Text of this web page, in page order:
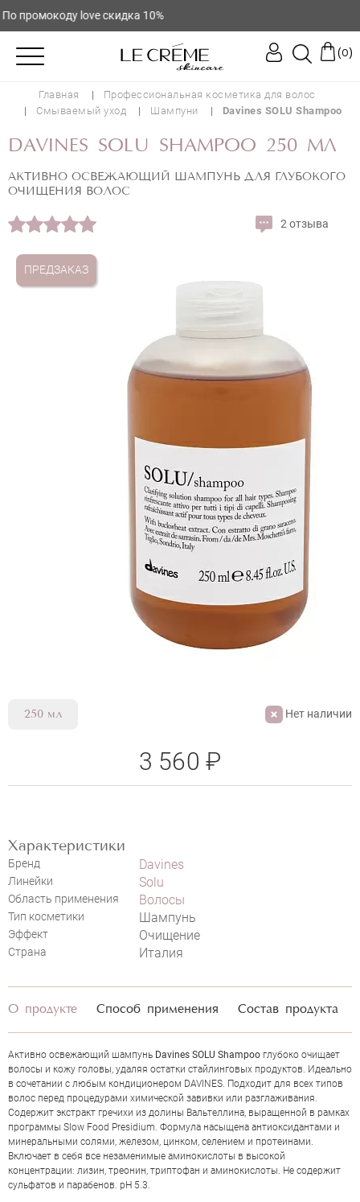
love скидка 10%
(0)
Главная
Профессиональная косметика для волос
Смываемый уход
Шампуни Davines SOLU Shampoo
DAVINES SOLU SHAMPOO 250 МЛ
АКТИВНО ОСВЕЖАЮЩИЙ ШАМПУНЬ ДЛЯ ГЛУБОКОГО
ОЧИЩЕНИЯ ВОЛОС
2 отзыва
ПРЕДЗАКАЗ
DAVINES SOLU SHAMPOO
250 мл Нет наличии
Характеристики
Бренд Davines
Линейки Solu
Область применения Волосы
Тип косметики Шампунь
Эффект Очищение
Страна Италия
3 560 ₽
О продукте Способ применения Состав продукта
Активно освежающий шампунь Davines SOLU Shampoo глубоко очищает
волосы и кожу головы, удаляя остатки стайлинговых продуктов. Идеально
в сочетании с любым кондиционером DAVINES. Подходит для всех типов
волос перед процедурами химической завивки или разглаживания.
Содержит экстракт гречихи из долины Вальтеллина, выращенной в рамках
программы Slow Food Presidium. Формула насыщена антиоксидантами и
минеральными солями, железом, цинком, селением и протеинами.
Включает в себя все незаменимые аминокислоты в высокой
концентрации: лизин, треонин, триптофан и аминокислоты. Не содержит
сульфатов и парабенов. pH 5.3.